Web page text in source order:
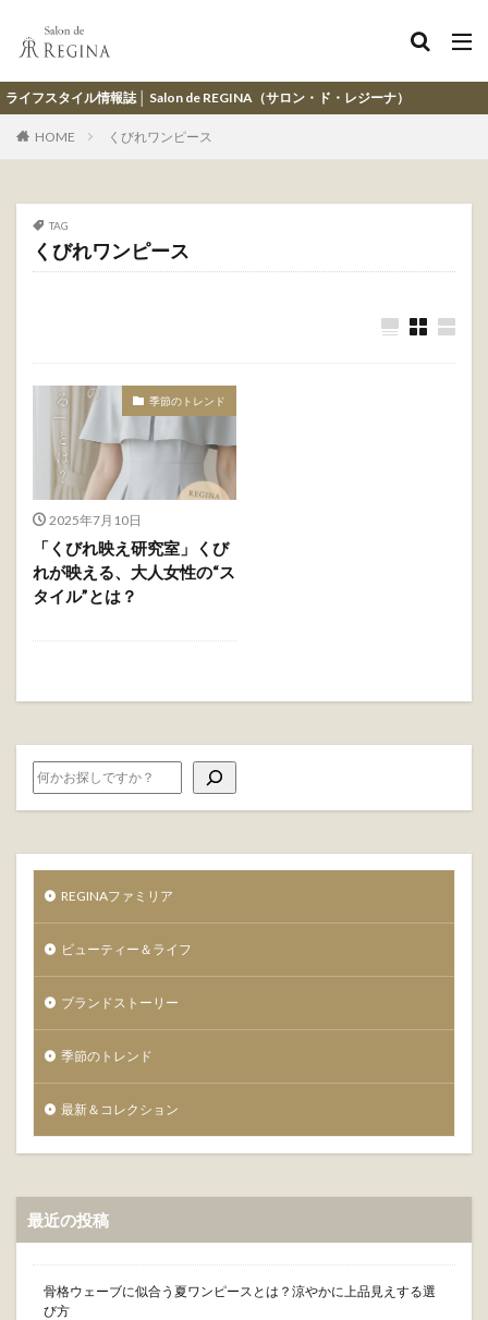
タイル情報誌 │ Salon de REGINA（サロン・ド・レジーナ）
HOME くびれワンピース
TAG
くびれワンピース
季節のトレンド
2025年7月10日
「くびれ映え研究室」くび
れが映える、大人女性の“ス
タイル”とは？
REGINAファミリア
ビューティー＆ライフ
ブランドストーリー
季節のトレンド
最新＆コレクション
最近の投稿
骨格ウェーブに似合う夏ワンピースとは？涼やかに上品見えする選
び方